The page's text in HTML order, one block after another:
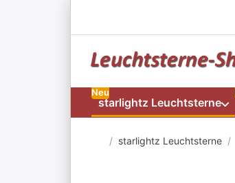
starlightz Leuchtsterne
Neu
Startseite
starlightz Leuchtsterne